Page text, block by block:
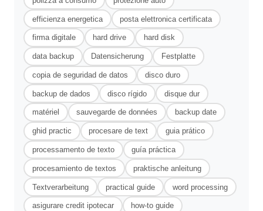
efficienza energetica posta elettronica certificata
firma digitale hard drive hard disk
data backup Datensicherung Festplatte
copia de seguridad de datos disco duro
backup de dados disco rígido disque dur
matériel sauvegarde de données backup date
ghid practic procesare de text guia prático
processamento de texto guía práctica
procesamiento de textos praktische anleitung
Textverarbeitung practical guide word processing
asigurare credit ipotecar how-to guide